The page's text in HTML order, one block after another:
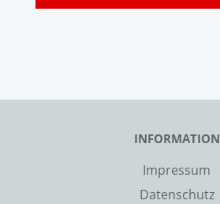
INFORMATION
Impressum
Datenschutz